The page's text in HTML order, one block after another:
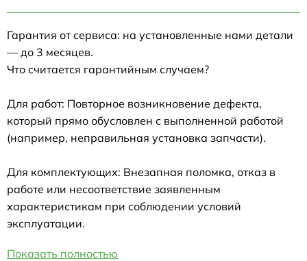
Гарантия от сервиса: на установленные нами детали
— до 3 месяцев.
Что считается гарантийным случаем?
Для работ: Повторное возникновение дефекта,
который прямо обусловлен с выполненной работой
(например, неправильная установка запчасти).
Для комплектующих: Внезапная поломка, отказ в
работе или несоответствие заявленным
характеристикам при соблюдении условий
эксплуатации.
Показать полностью